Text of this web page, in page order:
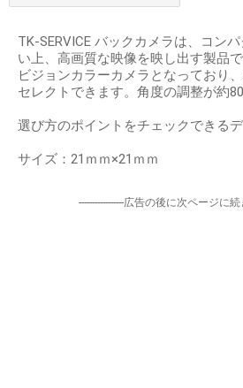
TK-SERVICE バックカメラは、コン
い上、高画質な映像を映し出す製品
ビジョンカラーカメラとなっており
セレクトできます。角度の調整が約80
選び方のポイントをチェックできる
サイズ：21ｍｍ×21ｍｍ
-----------------広告の後に次ページに続